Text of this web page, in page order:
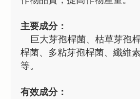
主要成分：
巨大芽孢桿菌、枯草芽孢
桿菌、多粘芽孢桿菌、纖維
等。
有效成分：